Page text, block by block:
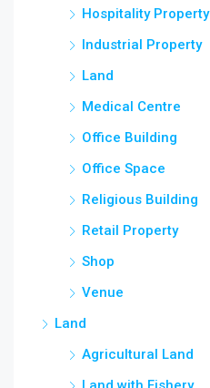
Hospitality Property
Industrial Property
Land
Medical Centre
Office Building
Office Space
Religious Building
Retail Property
Shop
Venue
Land
Agricultural Land